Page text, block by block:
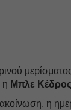
η Μπλε Κέδρος
η